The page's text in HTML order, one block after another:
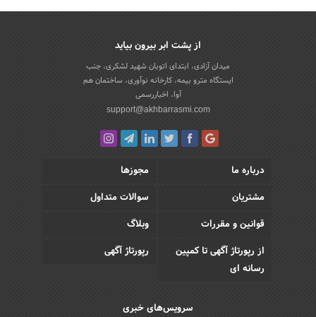
از پشت ابر بیرون بیاید
میدان آزادی، ابتدای اتوبان شهید لشکری، جنب
ایستگاه مترو بیمه، کارخانه نوآوری، ساختمان هم
آوا، اخباررسمی
support@akhbarrasmi.com
درباره ما
مجوزها
مشتریان
سوالات متداول
قوانین و مقررات
وبلاگ
از رپورتاژ آگهی تا کمپین
رسانه ای
رپورتاژ آگهی
سرویس‌های خبری